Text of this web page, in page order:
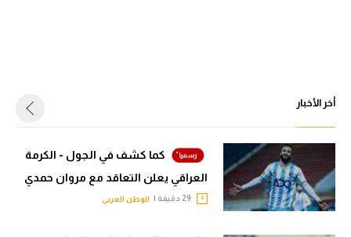
أخر الأخبار
كما كشف في الجول - الكرمة
العراقي يعلن التعاقد مع مروان حمدي
الوطن العربي